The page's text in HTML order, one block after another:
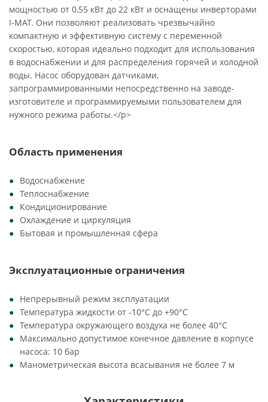
мощностью от 0,55 кВт до 22 кВт и оснащены инверторами
I-MAT. Они позволяют реализовать чрезвычайно
компактную и эффективную систему с переменной
скоростью, которая идеально подходит для использования
в водоснабжении и для распределения горячей и холодной
воды. Насос оборудован датчиками,
запрограммированными непосредственно на заводе-
изготовителе и программируемыми пользователем для
нужного режима работы.</p>
Область применения
Водоснабжение
Теплоснабжение
Кондиционирование
Охлаждение и циркуляция
Бытовая и промышленная сфера
Эксплуатационные ограничения
Непрерывный режим эксплуатации
Температура жидкости от -10°C до +90°C
Температура окружающего воздуха не более 40°C
Максимально допустимое конечное давление в корпусе
насоса: 10 бар
Манометрическая высота всасывания не более 7 м